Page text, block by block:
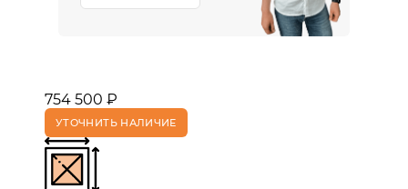
754 500 ₽
УТОЧНИТЬ НАЛИЧИЕ